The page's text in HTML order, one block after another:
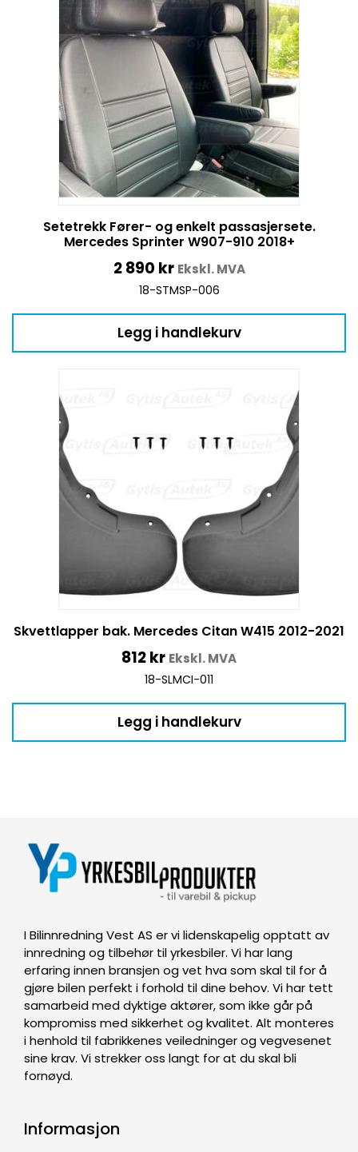
Setetrekk Fører- og enkelt passasjersete.
Mercedes Sprinter W907-910 2018+
2 890 kr Ekskl. MVA
18-STMSP-006
Legg i handlekurv
Skvettlapper bak. Mercedes Citan W415 2012-2021
812kr Ekskl. MVA
18-SLMCI-011
Legg i handlekurv
I Bilinnredning Vest AS er vi lidenskapelig opptatt av
innredning og tilbehør til yrkesbiler. Vi har lang
erfaring innen bransjen og vet hva som skal til for å
gjøre bilen perfekt i forhold til dine behov. Vi har tett
samarbeid med dyktige aktører, som ikke går på
kompromiss med sikkerhet og kvalitet. Alt monteres
i henhold til fabrikkenes veiledninger og vegvesenet
sine krav. Vi strekker oss langt for at du skal bli
fornøyd.
Informasjon